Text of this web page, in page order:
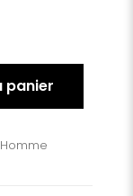
panier
Homme